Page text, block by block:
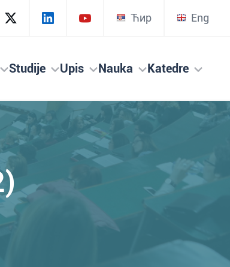
Ћир Eng
Studije Upis Nauka Katedre